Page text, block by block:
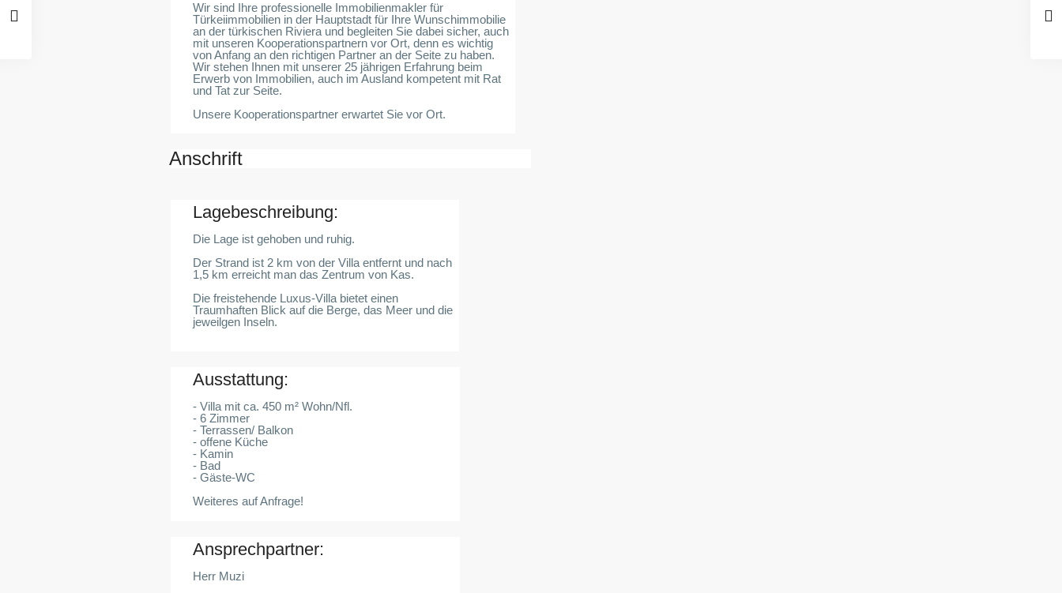
Wir sind Ihre professionelle Immobilienmakler für
Türkeiimmobilien in der Hauptstadt für Ihre Wunschimmobilie
an der türkischen Riviera und begleiten Sie dabei sicher, auch
mit unseren Kooperationspartnern vor Ort, denn es wichtig
von Anfang an den richtigen Partner an der Seite zu haben.
Wir stehen Ihnen mit unserer 25 jährigen Erfahrung beim
Erwerb von Immobilien, auch im Ausland kompetent mit Rat
und Tat zur Seite.
Unsere Kooperationspartner erwartet Sie vor Ort.
Anschrift
Lagebeschreibung:
Die Lage ist gehoben und ruhig.
Der Strand ist 2 km von der Villa entfernt und nach
1,5 km erreicht man das Zentrum von Kas.
Die freistehende Luxus-Villa bietet einen
Traumhaften Blick auf die Berge, das Meer und die
jeweilgen Inseln.
Ausstattung:
- Villa mit ca. 450 m² Wohn/Nfl.
- 6 Zimmer
- Terrassen/ Balkon
- offene Küche
- Kamin
- Bad
- Gäste-WC
Weiteres auf Anfrage!
Ansprechpartner:
Herr Muzi